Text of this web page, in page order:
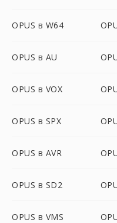
OPUS в W64
OPUS в AU
OPUS в VOX
OPUS в SPX
OPUS в AVR
OPUS в SD2
OPUS в VMS